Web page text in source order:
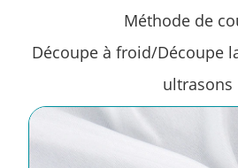
Méthode de
Découpe à froid/Découpe
ultrasons